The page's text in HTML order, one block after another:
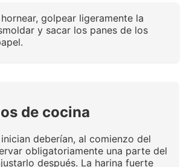
golpear ligeramente la
y sacar los panes de los
de cocina
deberían, al comienzo del
obligatoriamente una parte del
después. La harina fuerte